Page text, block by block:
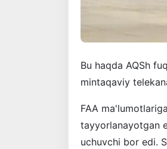
Bu haqda AQSh
mintaqaviy
FAA
tayyorlanayotgan
uchuvchi bor edi.